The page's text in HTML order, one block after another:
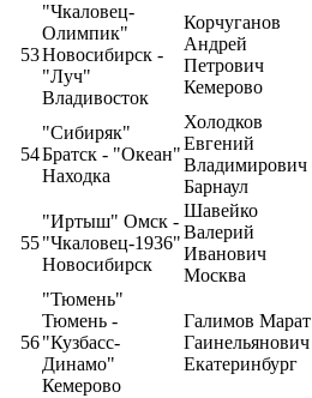
53
"Чкаловец-
Олимпик"
Новосибирск -
"Луч"
Владивосток
Корчуганов
Андрей
Петрович
Кемерово
54
"Сибиряк"
Братск - "Океан"
Находка
Холодков
Евгений
Владимирович
Барнаул
55
"Иртыш" Омск -
"Чкаловец-1936"
Новосибирск
Шавейко
Валерий
Иванович
Москва
56
"Тюмень"
Тюмень -
"Кузбасс-
Динамо"
Кемерово
Галимов Марат
Гаинельянович
Екатеринбург